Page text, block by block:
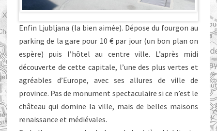
Enfin Ljubljana (la bien aimée). Dépose du fourgon au
parking de la gare pour 10 € par jour (un bon plan on
espère) puis l’hôtel au centre ville. L’après midi
découverte de cette capitale, l’une des plus vertes et
agréables d’Europe, avec ses allures de ville de
province. Pas de monument spectaculaire si ce n’est le
château qui domine la ville, mais de belles maisons
renaissance et médiévales.